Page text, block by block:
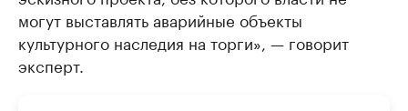
могут выставлять аварийные объекты
культурного наследия на торги», — говорит
эксперт.